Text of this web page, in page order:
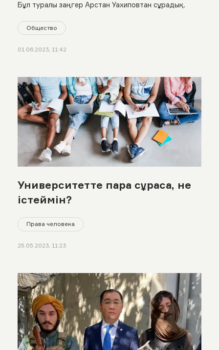
Бұл туралы заңгер Арстан Уахиповтан сұрадық.
Общество
01.06.2023, 11:42
Университетте пара сұраса, не
істеймін?
Права человека
25.05.2023, 11:23